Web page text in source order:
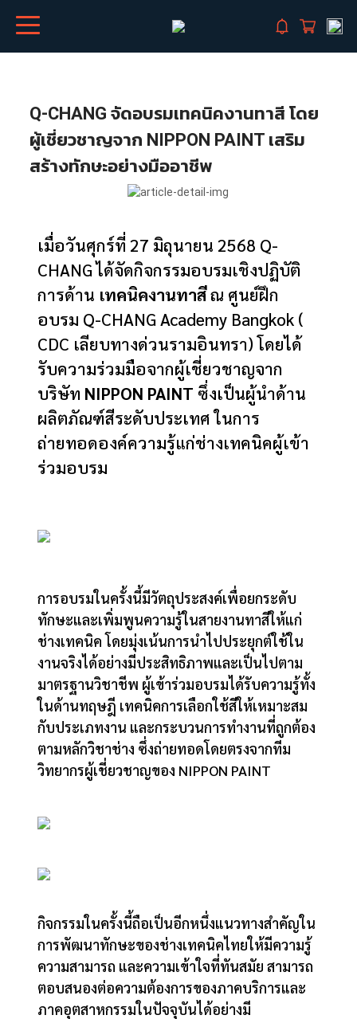
Q-CHANG จัดอบรมเทคนิคงานทาสี โดย
ผู้เชี่ยวชาญจาก NIPPON PAINT เสริม
สร้างทักษะอย่างมืออาชีพ
เมื่อวันศุกร์ที่ 27 มิถุนายน 2568 Q-
CHANG ได้จัดกิจกรรมอบรมเชิงปฏิบัติ
การด้าน เทคนิคงานทาสีณ ศูนย์ฝึก
อบรม Q-CHANG Academy Bangkok (
CDC เลียบทางด่วนรามอินทรา) โดยได้
รับความร่วมมือจากผู้เชี่ยวชาญจาก
บริษัท NIPPON PAINT ซึ่งเป็นผู้นำด้าน
ผลิตภัณฑ์สีระดับประเทศ ในการ
ถ่ายทอดองค์ความรู้แก่ช่างเทคนิคผู้เข้า
ร่วมอบรม
การอบรมในครั้งนี้มีวัตถุประสงค์เพื่อยกระดับ
ทักษะและเพิ่มพูนความรู้ในสายงานทาสีให้แก่
ช่างเทคนิค โดยมุ่งเน้นการนำไปประยุกต์ใช้ใน
งานจริงได้อย่างมีประสิทธิภาพและเป็นไปตาม
มาตรฐานวิชาชีพ ผู้เข้าร่วมอบรมได้รับความรู้ทั้ง
ในด้านทฤษฎี เทคนิคการเลือกใช้สีให้เหมาะสม
กับประเภทงาน และกระบวนการทำงานที่ถูกต้อง
ตามหลักวิชาช่าง ซึ่งถ่ายทอดโดยตรงจากทีม
วิทยากรผู้เชี่ยวชาญของ NIPPON PAINT
กิจกรรมในครั้งนี้ถือเป็นอีกหนึ่งแนวทางสำคัญใน
การพัฒนาทักษะของช่างเทคนิคไทยให้มีความรู้
ความสามารถ และความเข้าใจที่ทันสมัย สามารถ
ตอบสนองต่อความต้องการของภาคบริการและ
ภาคอุตสาหกรรมในปัจจุบันได้อย่างมี